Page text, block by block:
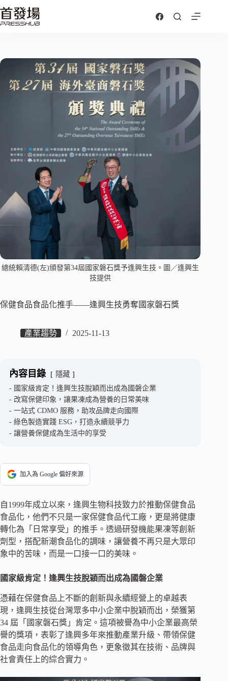
跳
至
總統賴清德(左)頒發第34屆國家磐石獎予逢興生技。圖／逢興生
技提供
保健食品食品化推手——逢興生技勇奪國家磐石獎
產業趨勢 2025-11-13
內容目錄 隱藏
國家級肯定！逢興生技脫穎而出成為國磐企業
改寫保健印象，讓果凍成為營養的日常美味
一站式 CDMO 服務，助攻品牌走向國際
綠色製造實踐 ESG，打造永續競爭力
讓營養保健成為生活中的享受
加入為 Google 偏好來源
自1999年成立以來，逢興生物科技致力於推動保健食品
食品化，他們不只是一家保健食品代工廠，更是將健康
轉化為「日常享受」的推手。透過研發機能果凍等創新
劑型，搭配新潮食品化的調味，讓營養不再只是大眾印
象中的苦味，而是一口接一口的美味。
國家級肯定！逢興生技脫穎而出成為國磐企業
憑藉在保健食品上不斷的創新與永續經營上的卓越表
現，逢興生技從台灣眾多中小企業中脫穎而出，榮獲第
34 屆「國家磐石獎」肯定。這項被譽為中小企業最高榮
譽的獎項，表彰了逢興多年來推動產業升級、帶領保健
食品走向食品化的領導角色，更象徵其在技術、品牌與
社會責任上的綜合實力。